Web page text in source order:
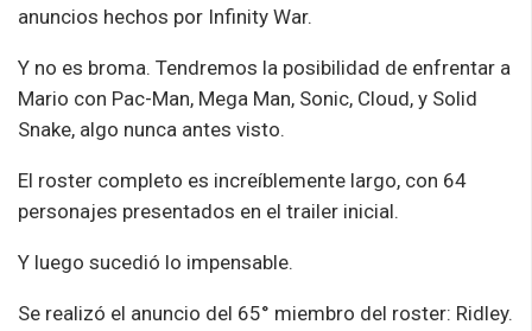
anuncios hechos por Infinity War.
Y no es broma. Tendremos la posibilidad de enfrentar a
Mario con Pac-Man, Mega Man, Sonic, Cloud, y Solid
Snake, algo nunca antes visto.
El roster completo es increíblemente largo, con 64
personajes presentados en el trailer inicial.
Y luego sucedió lo impensable.
Se realizó el anuncio del 65° miembro del roster: Ridley.